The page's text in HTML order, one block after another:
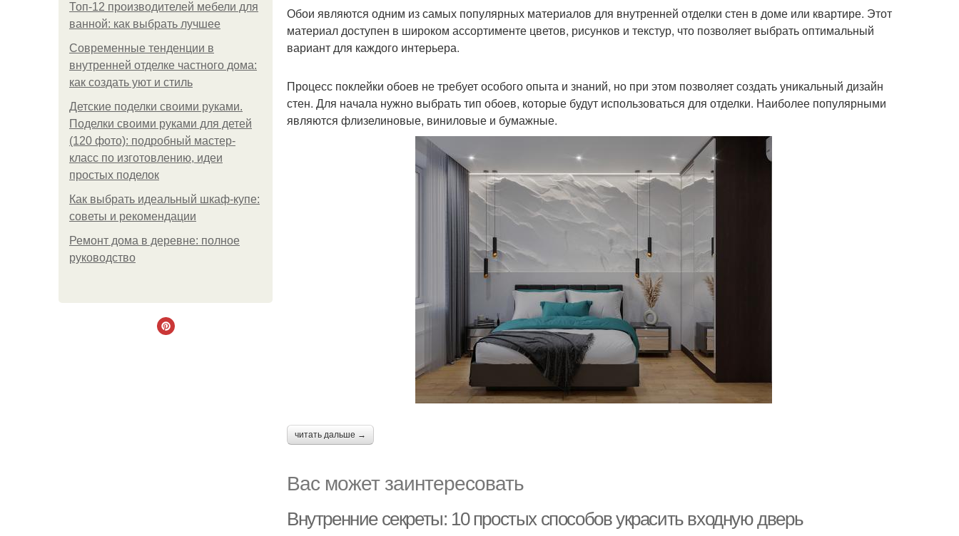
Топ-12 производителей мебели для
ванной: как выбрать лучшее
Современные тенденции в
внутренней отделке частного дома:
как создать уют и стиль
Детские поделки своими руками.
Поделки своими руками для детей
(120 фото): подробный мастер-
класс по изготовлению, идеи
простых поделок
Как выбрать идеальный шкаф-купе:
советы и рекомендации
Ремонт дома в деревне: полное
руководство
Обои являются одним из самых популярных материалов для внутренней отделки стен в доме или квартире. Этот
материал доступен в широком ассортименте цветов, рисунков и текстур, что позволяет выбрать оптимальный
вариант для каждого интерьера.
Процесс поклейки обоев не требует особого опыта и знаний, но при этом позволяет создать уникальный дизайн
стен. Для начала нужно выбрать тип обоев, которые будут использоваться для отделки. Наиболее популярными
являются флизелиновые, виниловые и бумажные.
читать дальше →
Вас может заинтересовать
Внутренние секреты: 10 простых способов украсить входную дверь